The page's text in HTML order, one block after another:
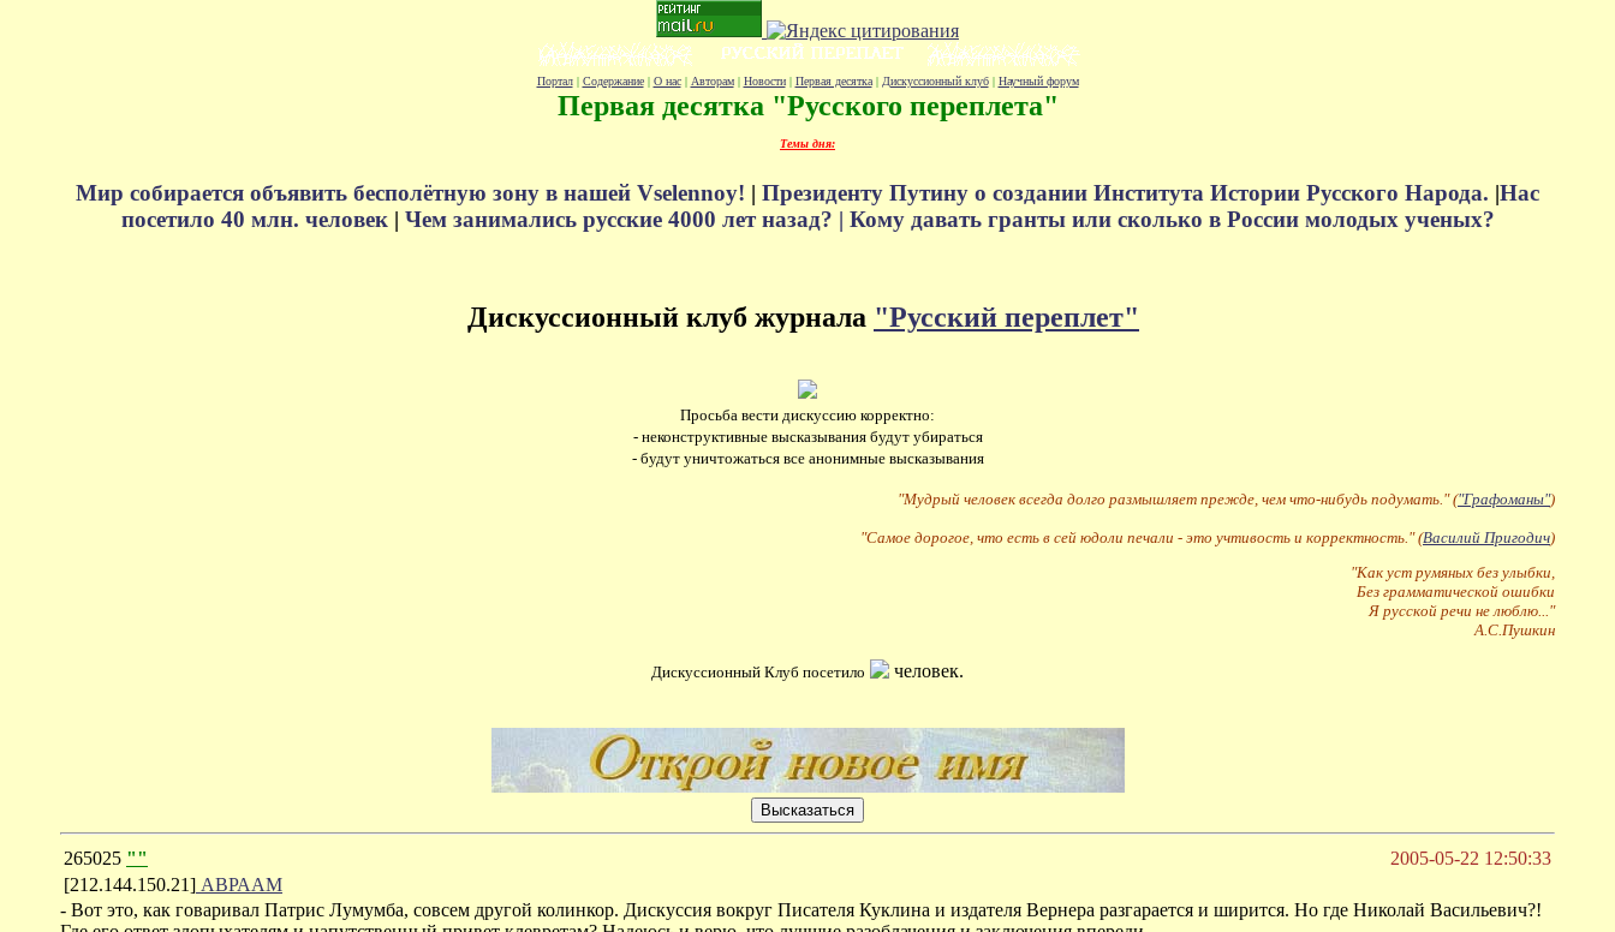
Портал| Содержание| О нас| Авторам| Новости| Первая десятка| Дискуссионный клуб| Научный форум
Первая десятка "Русского переплета"
Темы дня:
Мир собирается объявить бесполётную зону в нашей Vselennoy! | Президенту Путину о создании Института Истории Русского Народа. |Нас
посетило 40 млн. человек| Чем занимались русские 4000 лет назад? | Кому давать гранты или сколько в России молодых ученых?
Дискуссионный клуб журнала "Русский переплет"
Просьба вести дискуссию корректно:
- неконструктивные высказывания будут убираться
- будут уничтожаться все анонимные высказывания
"Мудрый человек всегда долго размышляет прежде, чем что-нибудь подумать." ("Графоманы")
"Самое дорогое, что есть в сей юдоли печали - это учтивость и корректность." (Василий Пригодич)
"Как уст румяных без улыбки,
Без грамматической ошибки
Я русской речи не люблю..."
А.С.Пушкин
Дискуссионный Клуб посетило человек.
265025 ""
2005-05-22 12:50:33
[212.144.150.21] АВРААМ
- Вот это, как говаривал Патрис Лумумба, совсем другой колинкор. Дискуссия вокруг Писателя Куклина и издателя Вернера разгарается и ширится. Но где Николай Васильевич?!